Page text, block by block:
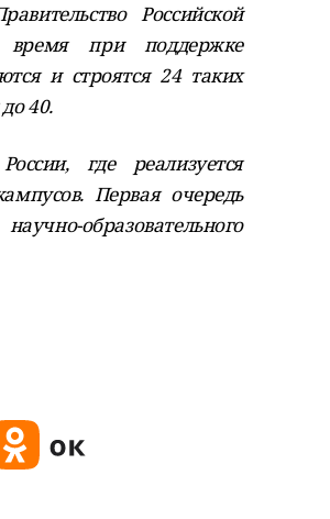
Российской
при поддержке
и строятся 24 таких
40.
где реализуется
Первая очередь
образовательного